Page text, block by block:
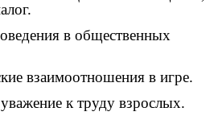
в общественных
взаимоотношения в игре.
к труду взрослых.